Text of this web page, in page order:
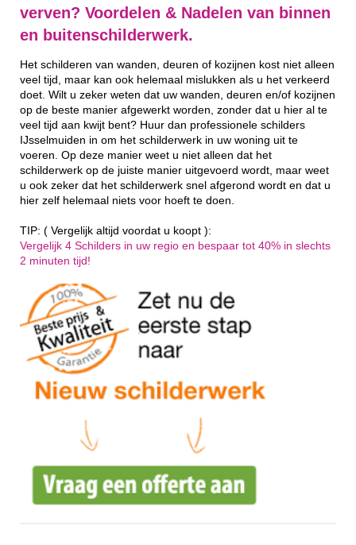
verven? Voordelen & Nadelen van binnen
en buitenschilderwerk.
Het schilderen van wanden, deuren of kozijnen kost niet alleen
veel tijd, maar kan ook helemaal mislukken als u het verkeerd
doet. Wilt u zeker weten dat uw wanden, deuren en/of kozijnen
op de beste manier afgewerkt worden, zonder dat u hier al te
veel tijd aan kwijt bent? Huur dan professionele schilders
IJsselmuiden in om het schilderwerk in uw woning uit te
voeren. Op deze manier weet u niet alleen dat het
schilderwerk op de juiste manier uitgevoerd wordt, maar weet
u ook zeker dat het schilderwerk snel afgerond wordt en dat u
hier zelf helemaal niets voor hoeft te doen.
TIP: ( Vergelijk altijd voordat u koopt ):
Vergelijk 4 Schilders in uw regio en bespaar tot 40% in slechts
2 minuten tijd!